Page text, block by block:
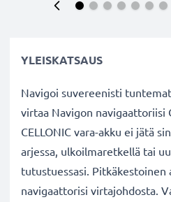
YLEISKATSAUS
Navigoi suvereenisti
virtaa Navigon navigaattoriisi
CELLONIC vara-akku ei jätä
arjessa, ulkoilmaretkellä tai
tutustuessasi. Pitkäkestoinen
navigaattorisi virtajohdosta.